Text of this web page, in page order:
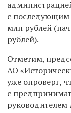
с последующим
млн рублей
рублей).
Отметим,
АО
уже опроверг,
с
руководителем